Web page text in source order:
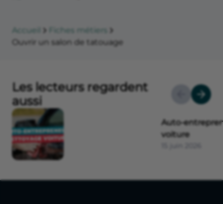
Accueil
Fiches métiers
Ouvrir un salon de tatouage
Les lecteurs regardent
aussi
Auto-
voiture